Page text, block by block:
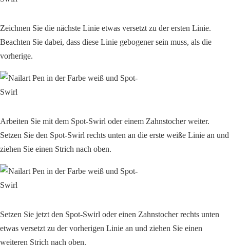
Zeichnen Sie die nächste Linie etwas versetzt zu der ersten Linie.
Beachten Sie dabei, dass diese Linie gebogener sein muss, als die
vorherige.
Arbeiten Sie mit dem Spot-Swirl oder einem Zahnstocher weiter.
Setzen Sie den Spot-Swirl rechts unten an die erste weiße Linie an und
ziehen Sie einen Strich nach oben.
Setzen Sie jetzt den Spot-Swirl oder einen Zahnstocher rechts unten
etwas versetzt zu der vorherigen Linie an und ziehen Sie einen
weiteren Strich nach oben.